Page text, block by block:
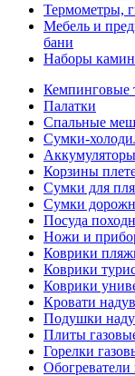
Термометры,
Мебель и
бани
Наборы
Кемпинговые
Палатки
Спальные
Сумки-
Корзины
Сумки для
Сумки
Посуда
Ножи и
Коврики
Коврики
Коврики
Кровати
Подушки
Плиты
Горелки
Обогреватели